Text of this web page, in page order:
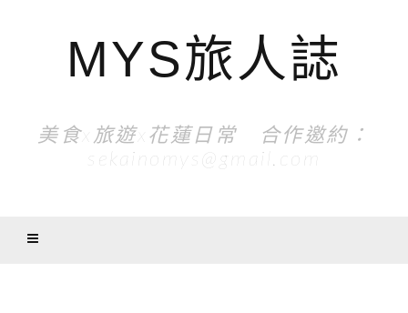
MYS旅人誌
美食x旅遊x花蓮日常 合作邀約：
sekainomys@gmail.com